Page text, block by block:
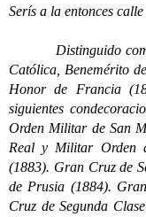
Serís a la entonces
Distinguido como
Católica, Benemérito
Honor de Francia
siguientes
Orden Militar de San
Real y Militar Orden
(1883). Gran Cruz de
de Prusia (1884).
Cruz de Segunda